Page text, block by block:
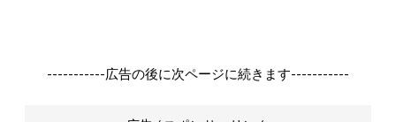
-----------広告の後に次ページに続きます-----------